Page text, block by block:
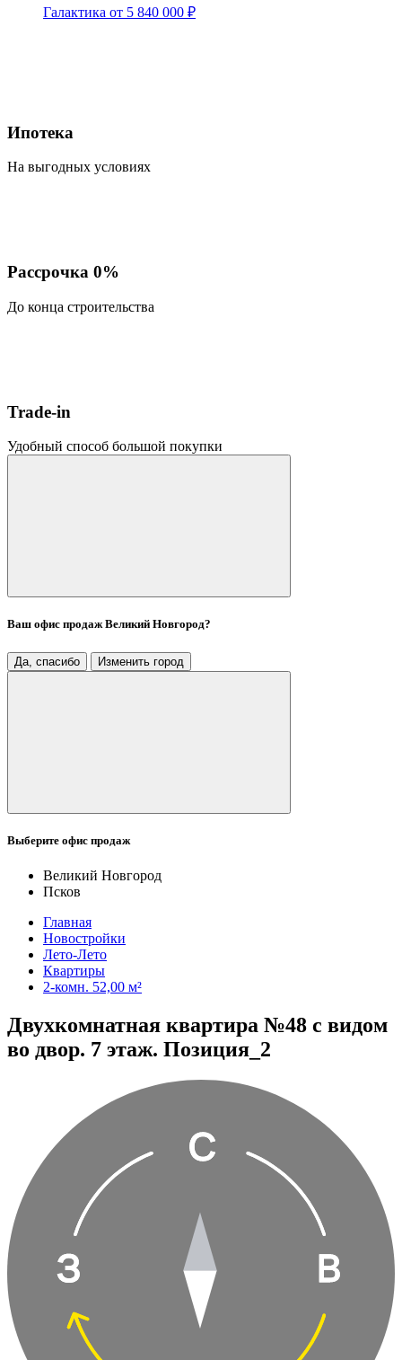
Галактика от 5 840 000 ₽
Ипотека
На выгодных условиях
Рассрочка 0%
До конца строительства
Trade-in
Удобный способ большой покупки
Ваш офис продажВеликий Новгород?
Да, спасибо Изменить город
Выберите офис продаж
Великий Новгород
Псков
Главная
Новостройки
Лето-Лето
Квартиры
2-комн. 52,00 м²
Двухкомнатная квартира №48 с видом
во двор. 7 этаж. Позиция_2